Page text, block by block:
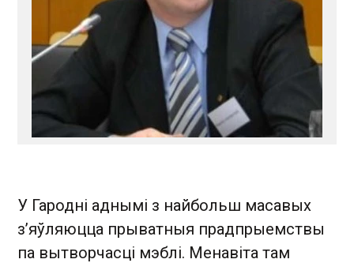
У Гародні аднымі з найбольш масавых
з’яўляюцца прыватныя прадпрыемствы
па вытворчасці мэблі. Менавіта там